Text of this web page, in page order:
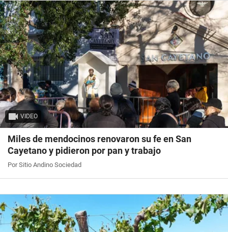
VIDEO
Miles de mendocinos renovaron su fe en San
Cayetano y pidieron por pan y trabajo
Por Sitio Andino Sociedad